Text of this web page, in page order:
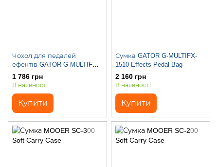
Чохол для педалей
ефектів GATOR G-MULTIFX-
1110
1 786 грн
В наявності
Купити
Сумка GATOR G-MULTIFX-
1510 Effects Pedal Bag
2 160 грн
В наявності
Купити